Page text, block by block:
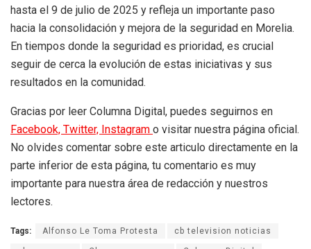
hasta el 9 de julio de 2025 y refleja un importante paso
hacia la consolidación y mejora de la seguridad en Morelia.
En tiempos donde la seguridad es prioridad, es crucial
seguir de cerca la evolución de estas iniciativas y sus
resultados en la comunidad.
Gracias por leer Columna Digital, puedes seguirnos en
Facebook, Twitter, Instagram o visitar nuestra página oficial.
No olvides comentar sobre este articulo directamente en la
parte inferior de esta página, tu comentario es muy
importante para nuestra área de redacción y nuestros
lectores.
Tags: Alfonso Le Toma Protesta cb television noticias